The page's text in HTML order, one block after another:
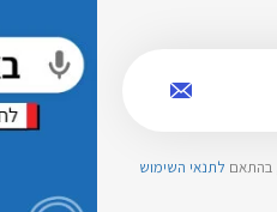
בהתאם לתנאי השימוש